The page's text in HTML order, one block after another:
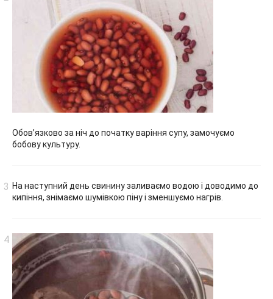
Обов’язково за ніч до початку варіння супу, замочуємо
бобову культуру.
На наступний день свинину заливаємо водою і доводимо до
кипіння, знімаємо шумівкою піну і зменшуємо нагрів.